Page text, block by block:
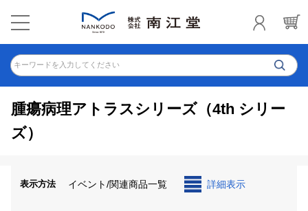
キーワードを入力してください
腫瘍病理アトラスシリーズ（4th シリー
ズ）
表示方法 イベント/関連商品一覧 詳細表示